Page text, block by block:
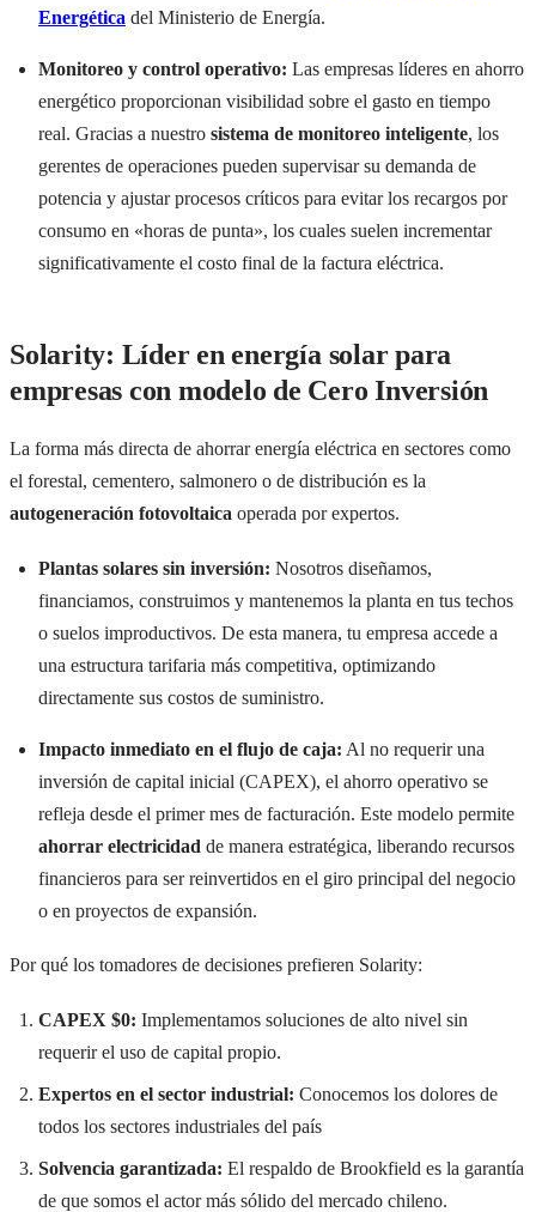
Energética del Ministerio de Energía.
Monitoreo y control operativo: Las empresas líderes en ahorro
energético proporcionan visibilidad sobre el gasto en tiempo
real. Gracias a nuestro sistema de monitoreo inteligente, los
gerentes de operaciones pueden supervisar su demanda de
potencia y ajustar procesos críticos para evitar los recargos por
consumo en «horas de punta», los cuales suelen incrementar
significativamente el costo final de la factura eléctrica.
Solarity: Líder en energía solar para
empresas con modelo de Cero Inversión
La forma más directa de ahorrar energía eléctrica en sectores como
el forestal, cementero, salmonero o de distribución es la
autogeneración fotovoltaica operada por expertos.
Plantas solares sin inversión: Nosotros diseñamos,
financiamos, construimos y mantenemos la planta en tus techos
o suelos improductivos. De esta manera, tu empresa accede a
una estructura tarifaria más competitiva, optimizando
directamente sus costos de suministro.
Impacto inmediato en el flujo de caja: Al no requerir una
inversión de capital inicial (CAPEX), el ahorro operativo se
refleja desde el primer mes de facturación. Este modelo permite
ahorrar electricidad de manera estratégica, liberando recursos
financieros para ser reinvertidos en el giro principal del negocio
o en proyectos de expansión.
Por qué los tomadores de decisiones prefieren Solarity:
CAPEX $0: Implementamos soluciones de alto nivel sin
requerir el uso de capital propio.
Expertos en el sector industrial: Conocemos los dolores de
todos los sectores industriales del país
Solvencia garantizada: El respaldo de Brookfield es la garantía
de que somos el actor más sólido del mercado chileno.